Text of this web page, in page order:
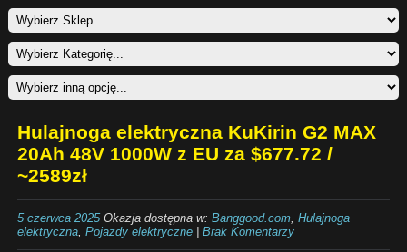
Hulajnoga elektryczna KuKirin G2 MAX
20Ah 48V 1000W z EU za $677.72 /
~2589zł
5 czerwca 2025Okazja dostępna w: Banggood.com, Hulajnoga
elektryczna, Pojazdy elektryczne| Brak Komentarzy